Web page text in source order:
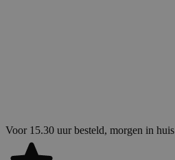
Voor 15.30 uur besteld, morgen in huis